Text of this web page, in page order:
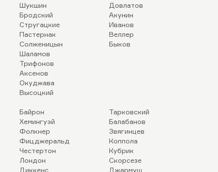
Шукшин
Бродский
Стругацкие
Пастернак
Солженицын
Шаламов
Трифонов
Аксенов
Окуджава
Высоцкий
Довлатов
Акунин
Иванов
Веллер
Быков
Байрон
Хемингуэй
Фолкнер
Фицджеральд
Честертон
Лондон
Диккенс
Тарковский
Балабанов
Звягинцев
Коппола
Кубрик
Скорсезе
Джармуш